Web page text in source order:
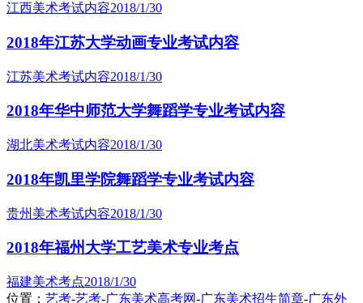
江西美术考试内容2018/1/30
2018年江苏大学动画专业考试内容
江苏美术考试内容2018/1/30
2018年华中师范大学舞蹈学专业考试内容
湖北美术考试内容2018/1/30
2018年凯里学院舞蹈学专业考试内容
贵州美术考试内容2018/1/30
2018年福州大学工艺美术专业考点
福建美术考点2018/1/30
位置： 艺考-艺考-广东美术高考网-广东美术招生简章-广东外